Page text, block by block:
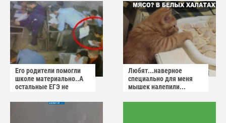
Его родители помогли
школе материально..А
остальные ЕГЭ не
Любят...наверное
специально для меня
мышек налепили...